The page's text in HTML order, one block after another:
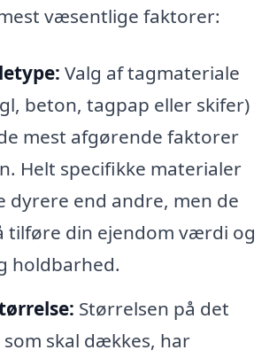
væsentlige faktorer:
Valg af tagmateriale
beton, tagpap eller skifer)
mest afgørende faktorer
Helt specifikke materialer
dyrere end andre, men de
tilføre din ejendom værdi og
holdbarhed.
Størrelsen på det
skal dækkes, har